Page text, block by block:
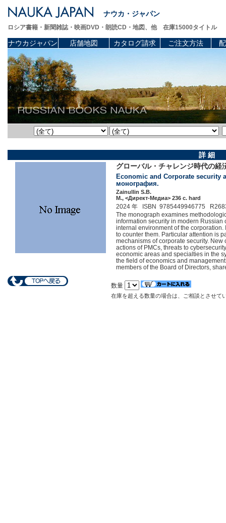
ナウカ・ジャパン
ロシア書籍・新聞雑誌・映画DVD・朗読CD・地図、他 在庫15000タイトル
ナウカジャパン 店舗地図 カタログ請求 ご注文方法
詳 細
グローバル・チャレンジ時代の経
Economic and Corporate
монография.
Zainullin S.B.
М., <Директ-Медиа> 236 c. hard
2024 年 ISBN 9785449946775
The monograph examines
information security in modern Russian
internal environment of the
to counter them. Particular attention is
mechanisms of corporate security.
actions of PMCs, threats to
economic areas and specialties in the
the field of economics and
members of the Board of Directors,
数量
在庫を超える数量の場合は、ご相談とさせて